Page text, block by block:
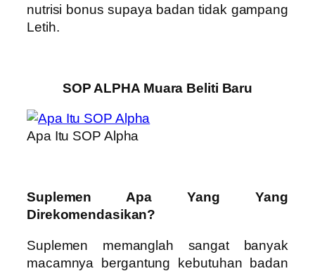
nutrisi bonus supaya badan tidak gampang
Letih.
SOP ALPHA Muara Beliti Baru
Apa Itu SOP Alpha
Suplemen Apa Yang Yang
Direkomendasikan?
Suplemen memanglah sangat banyak
macamnya bergantung kebutuhan badan